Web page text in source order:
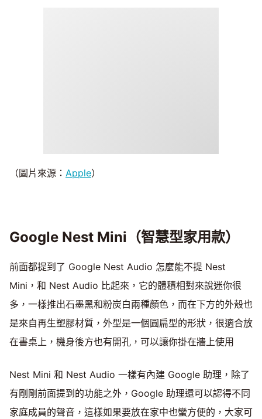
（圖片來源： Apple）
Google Nest Mini（智慧型家用款）
前面都提到了 Google Nest Audio 怎麼能不提 Nest
Mini，和 Nest Audio 比起來，它的體積相對來說迷你很
多，一樣推出石墨黑和粉炭白兩種顏色，而在下方的外殼也
是來自再生塑膠材質，外型是一個圓扁型的形狀，很適合放
在書桌上，機身後方也有開孔，可以讓你掛在牆上使用
Nest Mini 和 Nest Audio 一樣有內建 Google 助理，除了
有剛剛前面提到的功能之外，Google 助理還可以認得不同
家庭成員的聲音，這樣如果要放在家中也蠻方便的，大家可